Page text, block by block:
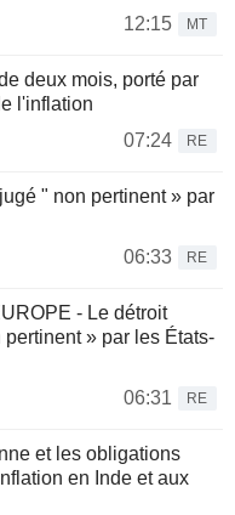
12:15
MT
deux mois, porté par
l'inflation
07:24
RE
" non pertinent » par
06:33
RE
- Le détroit
» par les États-
06:31
RE
et les obligations
en Inde et aux